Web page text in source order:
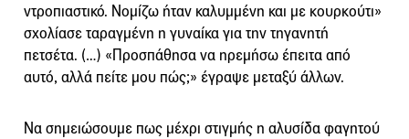
ντροπιαστικό. Νομίζω ήταν καλυμμένη και με κουρκούτι»
σχολίασε ταραγμένη η γυναίκα για την τηγανητή
πετσέτα. (…) «Προσπάθησα να ηρεμήσω έπειτα από
αυτό, αλλά πείτε μου πώς;» έγραψε μεταξύ άλλων.
Να σημειώσουμε πως μέχρι στιγμής η αλυσίδα φαγητού